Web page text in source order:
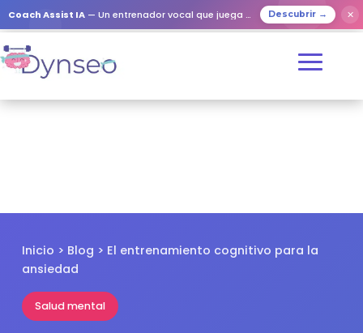
Coach Assist IA — Un entrenador vocal que juega con tus seres queridos Descubrir → ✕
Inicio > Blog > El entrenamiento cognitivo para la
ansiedad
Salud mental